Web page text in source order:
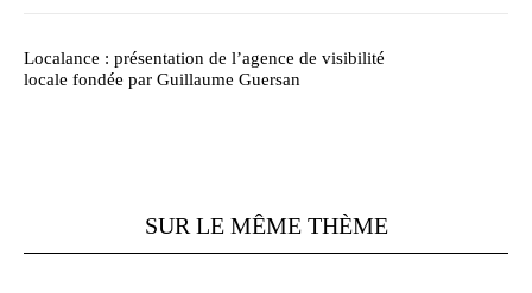
Localance : présentation de l’agence de visibilité
locale fondée par Guillaume Guersan
SUR LE MÊME THÈME